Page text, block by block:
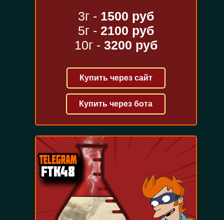
3г - 1500 руб
5г - 2100 руб
10г - 3200 руб
Купить через сайт
Купить через бота